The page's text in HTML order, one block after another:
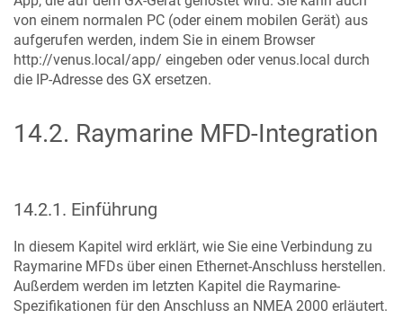
von einem normalen PC (oder einem mobilen Gerät) aus
aufgerufen werden, indem Sie in einem Browser
http://venus.local/app/ eingeben oder venus.local durch
die IP-Adresse des GX ersetzen.
14.2. Raymarine MFD-Integration
14.2.1 . Einführung
In diesem Kapitel wird erklärt, wie Sie eine Verbindung zu
Raymarine MFDs über einen Ethernet-Anschluss herstellen.
Außerdem werden im letzten Kapitel die Raymarine-
Spezifikationen für den Anschluss an NMEA 2000 erläutert.